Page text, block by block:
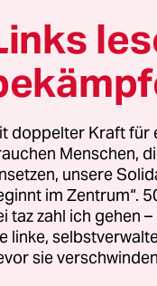
Als es im Juli
den
Nun hat es
Das
nötig,
die
sich noch nichts
es aber auch
doppelter Kraft für
Menschen,
unsere
im Zentrum“.
taz zahl ich gehen
linke,
sie